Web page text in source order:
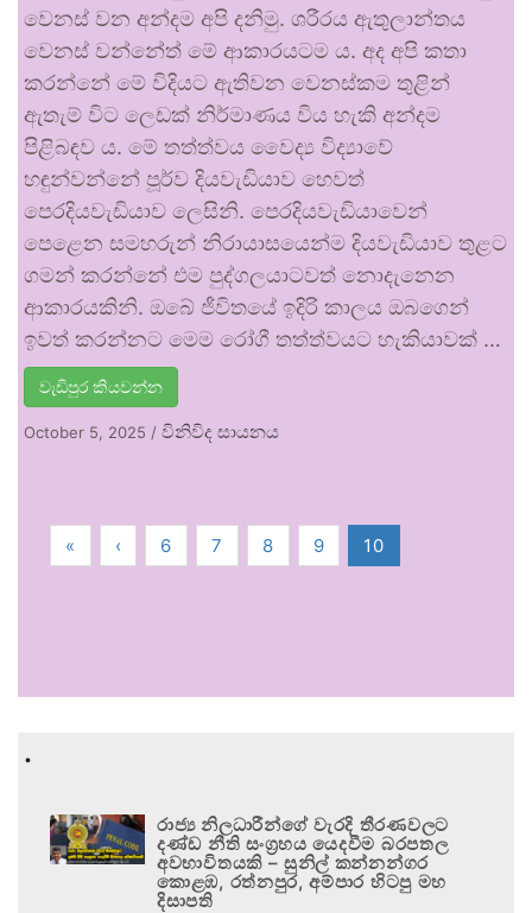
වෙනස් වන අන්දම අපි දනිමු. ශරීරය ඇතුලාන්තය
වෙනස් වන්නේත් මේ ආකාරයටම ය. අද අපි කතා
කරන්නේ මේ විදියට ඇතිවන වෙනස්කම තුළින්
ඇතැම් විට ලෙඩක් නිර්මාණය විය හැකි අන්දම
පිළිබඳව ය. මේ තත්ත්වය වෛද්‍ය විද්‍යාවේ
හඳුන්වන්නේ පූර්ව දියවැඩියාව හෙවත්
පෙරදියවැඩියාව ලෙසිනි. පෙරදියවැඩියාවෙන්
පෙළෙන සමහරුන් නිරායාසයෙන්ම දියවැඩියාව තුළට
ගමන් කරන්නේ එම පුද්ගලයාටවත් නොදැනෙන
ආකාරයකිනි. ඔබේ ජීවිතයේ ඉදිරි කාලය ඔබගෙන්
ඉවත් කරන්නට මෙම රෝගී තත්ත්වයට හැකියාවක් …
වැඩිපුර කියවන්න
October 5, 2025 / විනිවිද සායනය
« ‹ 6 7 8 9 10
.
රාජ්‍ය නිලධාරීන්ගේ වැරදි තීරණවලට
දණ්ඩ නීති සංග්‍රහය යෙදවීම බරපතල
අවභාවිතයකි – සුනිල් කන්නන්ගර
කොළඹ, රත්නපුර, අම්පාර හිටපු මහ
දිසාපති